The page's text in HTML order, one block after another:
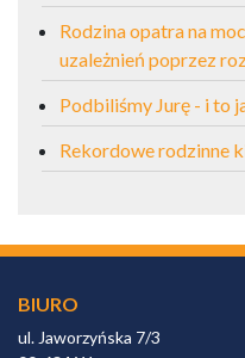
Rodzina opatra na
uzależnień poprzez
Podbiliśmy Jurę - i to
Rekordowe rodzinne
BIURO
ul. Jaworzyńska 7/3